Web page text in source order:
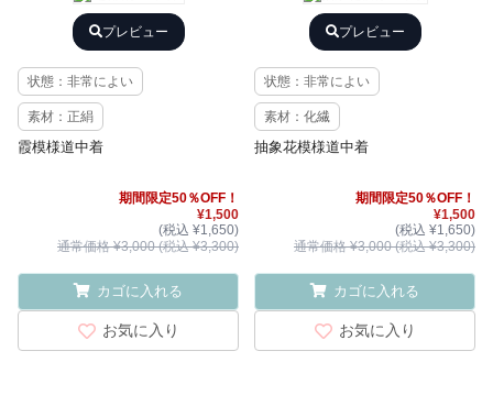
プレビュー
状態：非常によい
素材：正絹
霞模様道中着
期間限定50％OFF！
¥1,500
(税込 ¥1,650)
通常価格 ¥3,000 (税込 ¥3,300)
カゴに入れる
お気に入り
プレビュー
状態：非常によい
素材：化繊
抽象花模様道中着
期間限定50％OFF！
¥1,500
(税込 ¥1,650)
通常価格 ¥3,000 (税込 ¥3,300)
カゴに入れる
お気に入り